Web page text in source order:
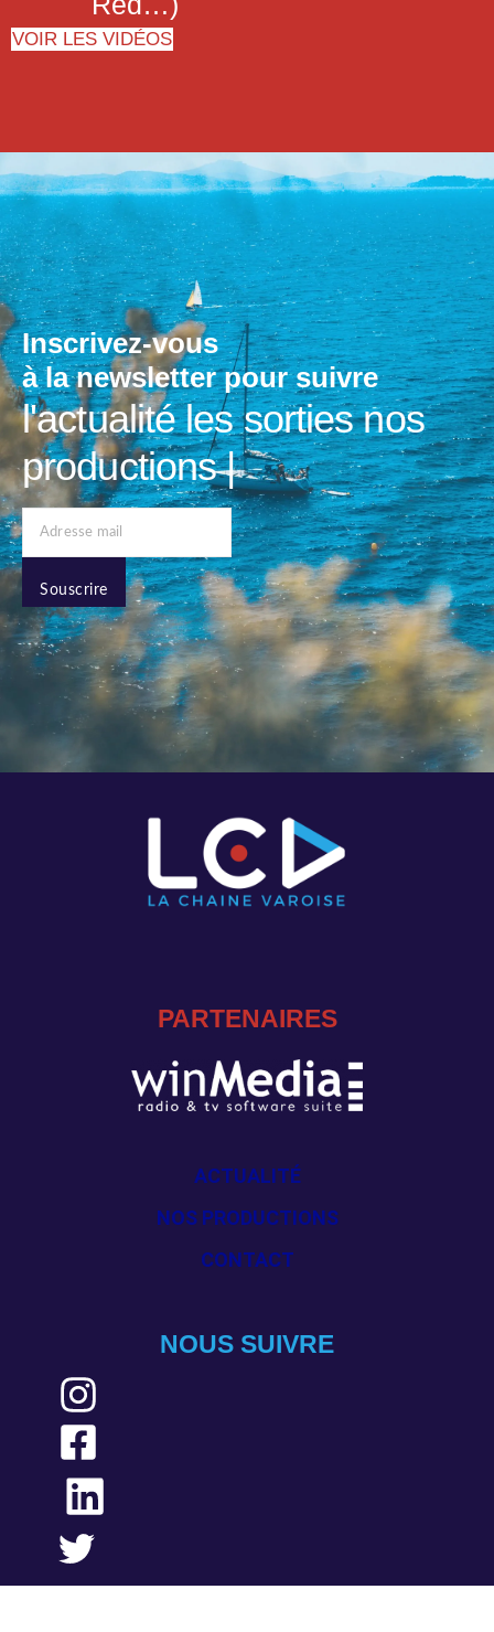
VOIR LES VIDÉOS
Inscrivez-vous
à la newsletter pour suivre
l'actualité les sorties nos
productions |
Souscrire
PARTENAIRES
ACTUALITÉ
NOS PRODUCTIONS
CONTACT
NOUS SUIVRE